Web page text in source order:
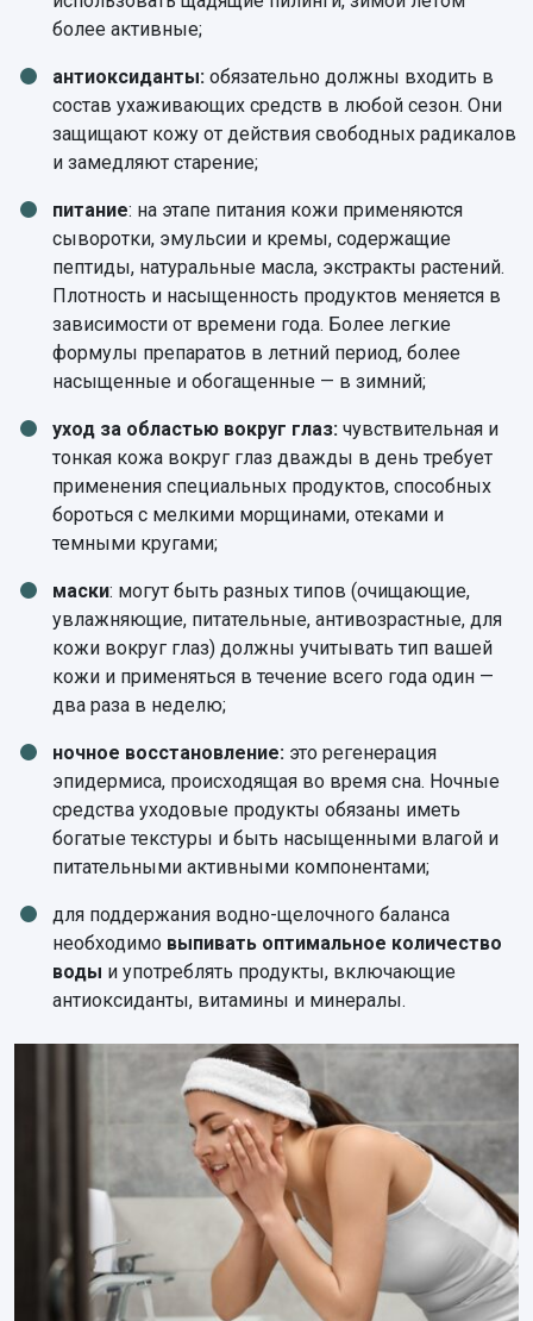
более активные;
антиоксиданты: обязательно должны входить в
состав ухаживающих средств в любой сезон. Они
защищают кожу от действия свободных радикалов
и замедляют старение;
питание: на этапе питания кожи применяются
сыворотки, эмульсии и кремы, содержащие
пептиды, натуральные масла, экстракты растений.
Плотность и насыщенность продуктов меняется в
зависимости от времени года. Более легкие
формулы препаратов в летний период, более
насыщенные и обогащенные — в зимний;
уход за областью вокруг глаз: чувствительная и
тонкая кожа вокруг глаз дважды в день требует
применения специальных продуктов, способных
бороться с мелкими морщинами, отеками и
темными кругами;
маски: могут быть разных типов (очищающие,
увлажняющие, питательные, антивозрастные, для
кожи вокруг глаз) должны учитывать тип вашей
кожи и применяться в течение всего года один —
два раза в неделю;
ночное восстановление: это регенерация
эпидермиса, происходящая во время сна. Ночные
средства уходовые продукты обязаны иметь
богатые текстуры и быть насыщенными влагой и
питательными активными компонентами;
для поддержания водно-щелочного баланса
необходимо выпивать оптимальное количество
воды и употреблять продукты, включающие
антиоксиданты, витамины и минералы.